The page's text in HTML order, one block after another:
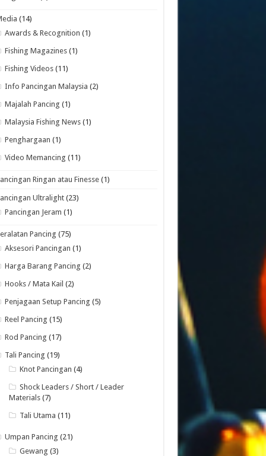
(14)
Awards & Recognition (1)
Fishing Magazines (1)
Fishing Videos (11)
Info Pancingan Malaysia (2)
Majalah Pancing (1)
Malaysia Fishing News (1)
Penghargaan (1)
Video Memancing (11)
Ringan atau Finesse (1)
Ultralight (23)
Pancingan Jeram (1)
Pancing (75)
Aksesori Pancingan (1)
Harga Barang Pancing (2)
Hooks / Mata Kail (2)
Penjagaan Setup Pancing (5)
Reel Pancing (15)
Rod Pancing (17)
Tali Pancing (19)
Knot Pancingan (4)
Shock Leaders / Short / Leader
Materials(7)
Tali Utama (11)
Umpan Pancing (21)
Gewang (3)